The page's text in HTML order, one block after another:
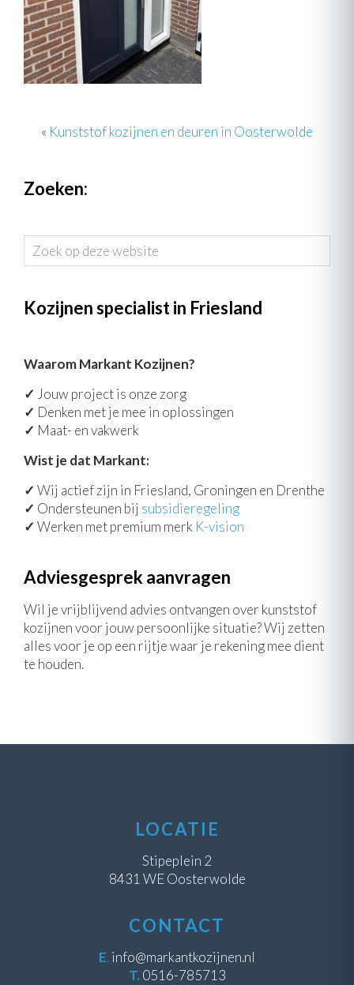
« Kunststof kozijnen en deuren in Oosterwolde
Zoeken:
Zoek
op
website
Kozijnen specialist in Friesland
Waarom Markant Kozijnen?
✓ Jouw project is onze zorg
✓ Denken met je mee in oplossingen
✓ Maat- en vakwerk
Wist je dat Markant:
✓ Wij actief zijn in Friesland, Groningen en Drenthe
✓ Ondersteunen bij subsidieregeling
✓ Werken met premium merk K-vision
Adviesgesprek aanvragen
Wil je vrijblijvend advies ontvangen over kunststof
kozijnen voor jouw persoonlijke situatie? Wij zetten
alles voor je op een rijtje waar je rekening mee dient
te houden.
LOCATIE
Stipeplein 2
8431 WE Oosterwolde
CONTACT
E.info@markantkozijnen.nl
T. 0516-785713